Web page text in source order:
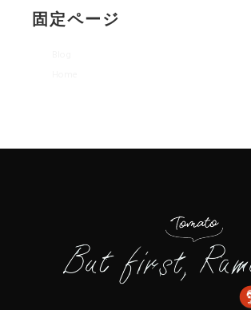
固定ページ